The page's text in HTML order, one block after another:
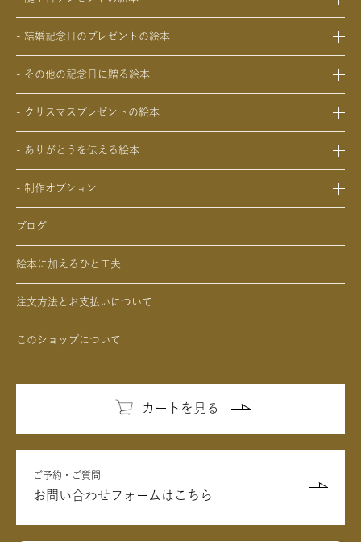
- 結婚祝いの絵本
- 入園・入学／卒園・卒業祝いの絵本
- 還暦祝いの絵本
- 小学生の子供への誕生日プレゼントの絵本
- 20歳の誕生日プレゼントの絵本
- 女性、妻、彼女、女友達への誕生日プレゼントの絵本
- 男性、夫、彼氏、男友達への誕生日プレゼントの絵本
- 結婚記念日のプレゼントの絵本
- 両親への結婚記念日の絵本
- その他の記念日に贈る絵本
- バレンタインデー / ホワイトデーの絵本
- 敬老の日のプレゼントの絵本
- クリスマスプレゼントの絵本
- 中学生、高校生、大学生へのクリスマスプレゼントの絵本
- 女性、彼女、妻、女友達へのクリスマスプレゼントの絵本
- ありがとうを伝える絵本
- 制作オプション
ブログ
絵本に加えるひと工夫
注文方法とお支払いについて
このショップについて
カートを見る
ご予約・ご質問
お問い合わせフォームはこちら